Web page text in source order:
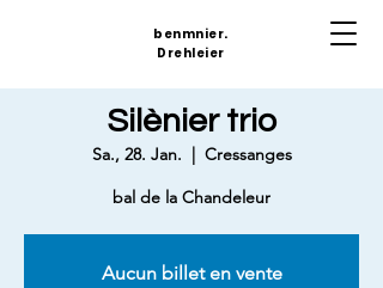
benmnier.
Drehleier
Silènier trio
Sa., 28. Jan.
  |
Cressanges
bal de la Chandeleur
Aucun billet en vente